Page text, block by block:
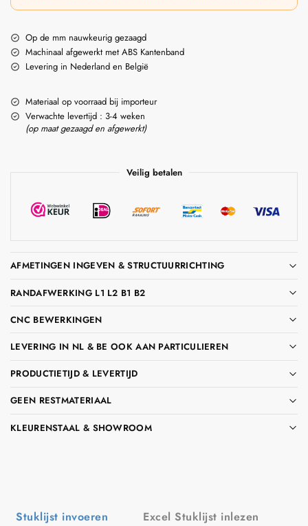
Op de mm nauwkeurig gezaagd
Machinaal afgewerkt met ABS Kantenband
Levering in Nederland en België
Materiaal op voorraad bij importeur
Verwachte levertijd : 3-4 weken
(op maat gezaagd en afgewerkt)
Veilig betalen
AFMETINGEN INGEVEN & STRUCTUURRICHTING
RANDAFWERKING L1 L2 B1 B2
CNC BEWERKINGEN
LEVERING IN NL & BE OOK AAN PARTICULIEREN
PRODUCTIETIJD & LEVERTIJD
GEEN RESTMATERIAAL
KLEURENSTAAL & SHOWROOM
Stuklijst invoeren
Excel Stuklijst inlezen